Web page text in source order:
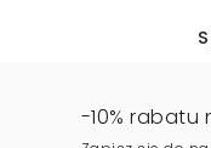
-10% rabatu